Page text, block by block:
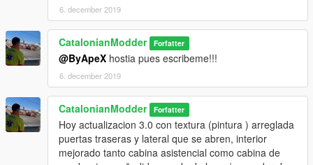
6. december 2019
CatalonianModder Forfatter
@ByApeX hostia pues escribeme!!!
6. december 2019
CatalonianModder Forfatter
Hoy actualizacion 3.0 con textura (pintura ) arreglada
puertas traseras y lateral que se abren, interior
mejorado tanto cabina asistencial como cabina de